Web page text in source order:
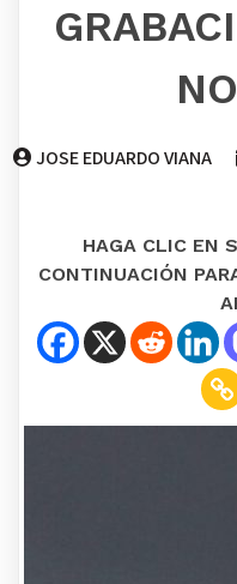
JOSE EDUARDO VIANA
HAGA CLIC EN
CONTINUACIÓN